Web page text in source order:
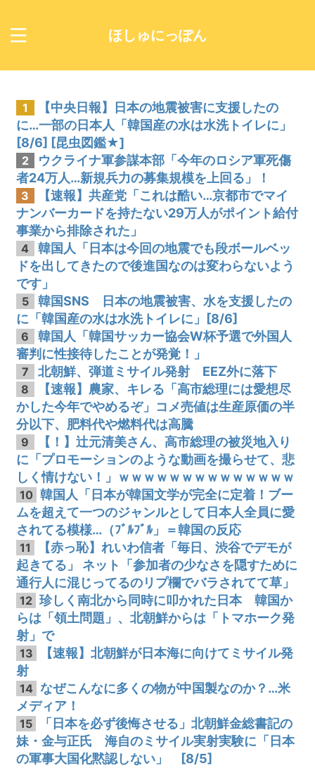
ほしゅにっぽん
1
【中央日報】日本の地震被害に支援したの
に…一部の日本人「韓国産の水は水洗トイレに」
[8/6] [昆虫図鑑★]
2
ウクライナ軍参謀本部「今年のロシア軍死傷
者24万人…新規兵力の募集規模を上回る」！
3
【速報】共産党「これは酷い…京都市でマイ
ナンバーカードを持たない29万人がポイント給付
事業から排除された」
4
韓国人「日本は今回の地震でも段ボールベッ
ドを出してきたので後進国なのは変わらないよう
です」
5
韓国SNS 日本の地震被害、水を支援したの
に「韓国産の水は水洗トイレに」[8/6]
6
韓国人「韓国サッカー協会W杯予選で外国人
審判に性接待したことが発覚！」
7 北朝鮮、弾道ミサイル発射 EEZ外に落下
8
【速報】農家、キレる「高市総理には愛想尽
かした今年でやめるぞ」コメ売値は生産原価の半
分以下、肥料代や燃料代は高騰
9
【！】辻元清美さん、高市総理の被災地入り
に「プロモーションのような動画を撮らせて、悲
しく情けない！」ｗｗｗｗｗｗｗｗｗｗｗｗｗｗ
10 韓国人「日本が韓国文学が完全に定着！ブー
ムを超えて一つのジャンルとして日本人全員に愛
されてる模様…（ﾌﾞﾙﾌﾞﾙ」＝韓国の反応
11
【赤っ恥】れいわ信者「毎日、渋谷でデモが
起きてる」 ネット「参加者の少なさを隠すために
通行人に混じってるのリプ欄でバラされてて草」
12 珍しく南北から同時に叩かれた日本 韓国か
らは「領土問題」、北朝鮮からは「トマホーク発
射」で
13
【速報】北朝鮮が日本海に向けてミサイル発
射
14 なぜこんなに多くの物が中国製なのか？…米
メディア！
15
「日本を必ず後悔させる」北朝鮮金総書記の
妹・金与正氏 海自のミサイル実射実験に「日本
の軍事大国化黙認しない」 [8/5]